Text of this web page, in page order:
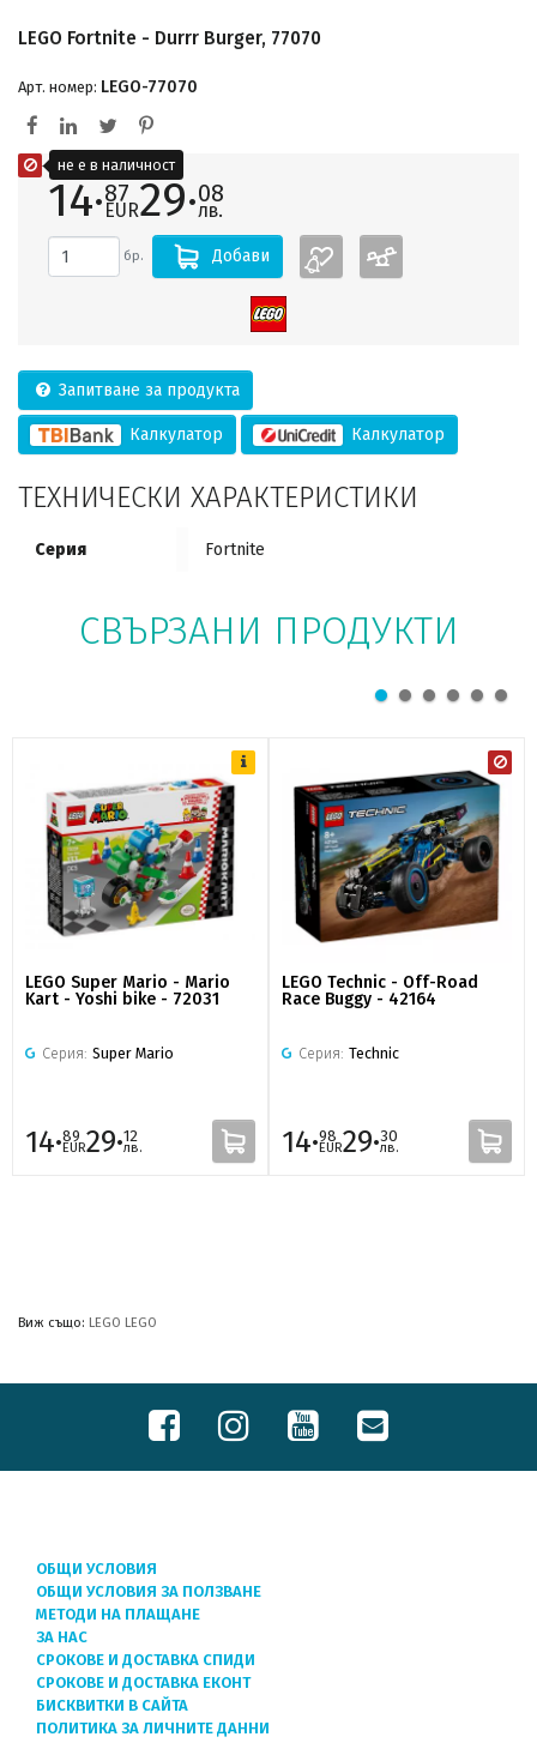
LEGO Fortnite - Durrr Burger, 77070
Арт. номер: LEGO-77070
14·87
EUR29·08
лв.
бр. Добави
Запитване за продукта
Калкулатор Калкулатор
ТЕХНИЧЕСКИ ХАРАКТЕРИСТИКИ
Серия Fortnite
СВЪРЗАНИ ПРОДУКТИ
LEGO Super Mario - Mario
Kart - Yoshi bike - 72031
Серия: Super Mario
14·89
EUR29·12
лв.
LEGO Technic - Off-Road
Race Buggy - 42164
Серия: Technic
14·98
EUR29·30
лв.
Виж също: LEGO LEGO
ОБЩИ УСЛОВИЯ
ОБЩИ УСЛОВИЯ ЗА ПОЛЗВАНЕ
МЕТОДИ НА ПЛАЩАНЕ
ЗА НАС
СРОКОВЕ И ДОСТАВКА СПИДИ
СРОКОВЕ И ДОСТАВКА ЕКОНТ
БИСКВИТКИ В САЙТА
ПОЛИТИКА ЗА ЛИЧНИТЕ ДАННИ
не е в наличност